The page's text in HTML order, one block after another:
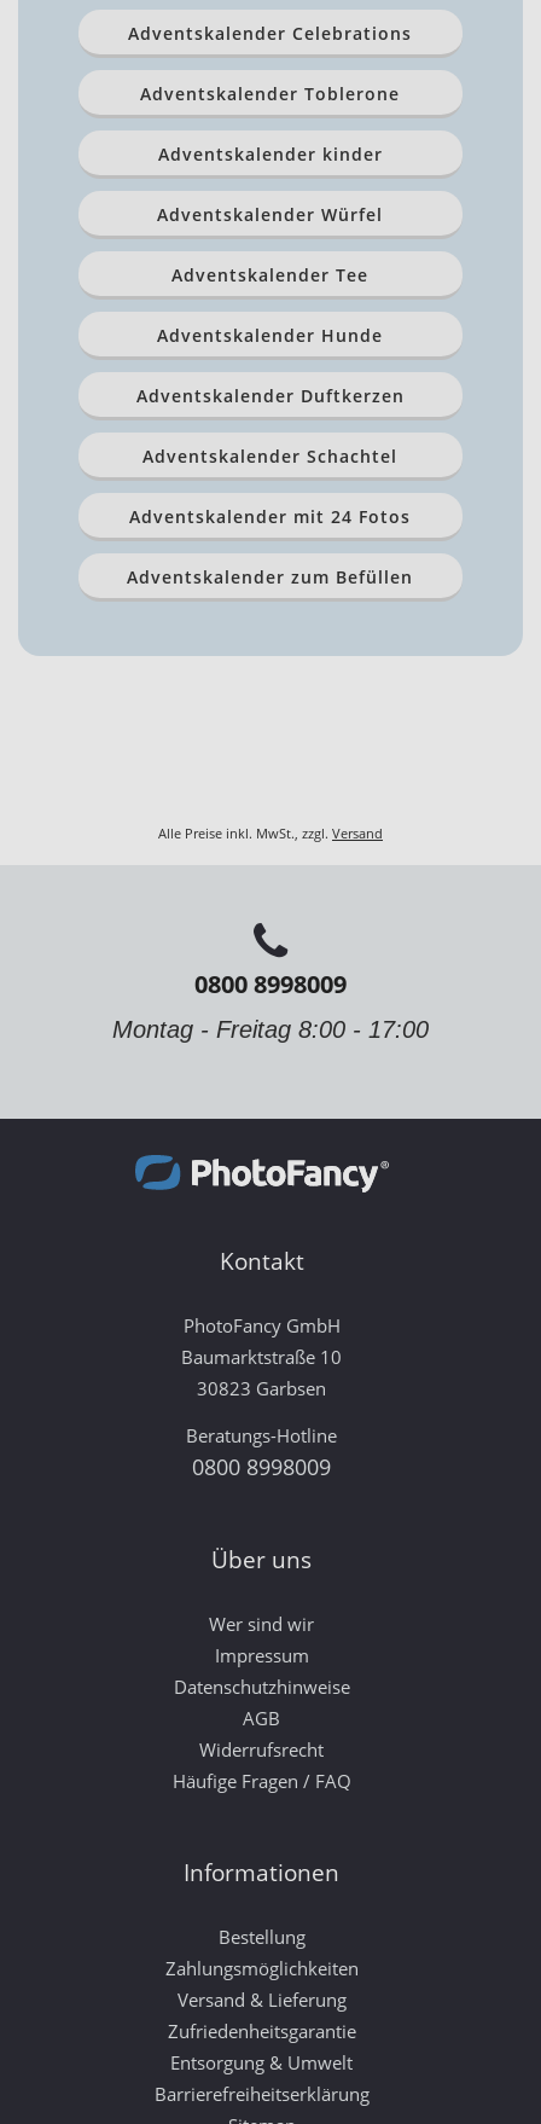
Adventskalender Celebrations
Adventskalender Toblerone
Adventskalender kinder
Adventskalender Würfel
Adventskalender Tee
Adventskalender Hunde
Adventskalender Duftkerzen
Adventskalender Schachtel
Adventskalender mit 24 Fotos
Adventskalender zum Befüllen
Alle Preise inkl. MwSt., zzgl. Versand
0800 8998009
Montag - Freitag 8:00 - 17:00
Kontakt
PhotoFancy GmbH
Baumarktstraße 10
30823 Garbsen
Beratungs-Hotline
0800 8998009
Über uns
Wer sind wir
Impressum
Datenschutzhinweise
AGB
Widerrufsrecht
Häufige Fragen / FAQ
Informationen
Bestellung
Zahlungsmöglichkeiten
Versand & Lieferung
Zufriedenheitsgarantie
Entsorgung & Umwelt
Barrierefreiheitserklärung